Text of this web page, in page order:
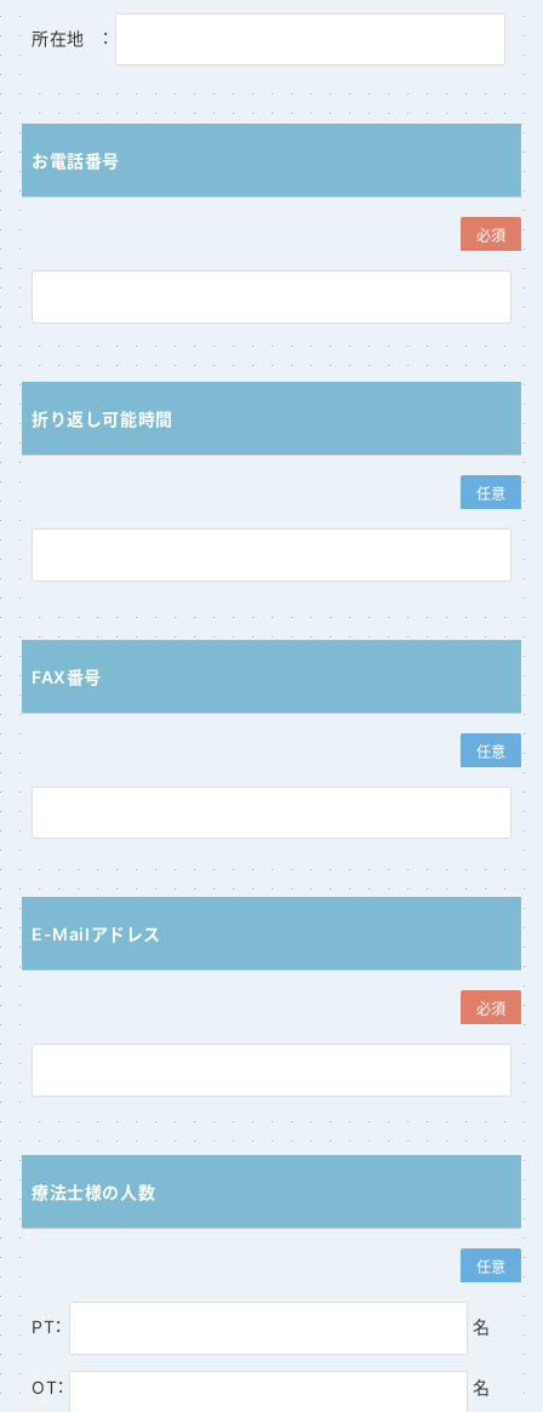
所在地 ：
お電話番号
必須
折り返し可能時間
任意
FAX番号
任意
E-Mailアドレス
必須
療法士様の人数
任意
PT： 名
OT： 名